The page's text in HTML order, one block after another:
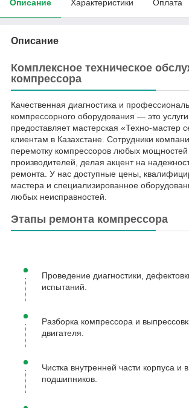
Описание Характеристики Оплата
Описание
Комплексное техническое
компрессора
Качественная диагностика и
компрессорного оборудования — это
предоставляет мастерская «Техно-мастер
клиентам в Казахстане. Сотрудники
перемотку компрессоров любых мощностей
производителей, делая акцент на
ремонта. У нас доступные цены,
мастера и специализированное
любых неисправностей.
Этапы ремонта компрессора
Проведение диагностики,
испытаний.
Разборка компрессора и
двигателя.
Чистка внутренней части корпуса и
подшипников.